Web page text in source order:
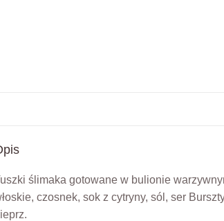
ślimaka gotowane w bulionie
czosnek, sok z cytryny, sól, ser